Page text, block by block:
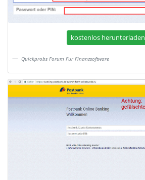
kostenlos herunterladen
Quickprobs Forum Fur Finanzsoftware